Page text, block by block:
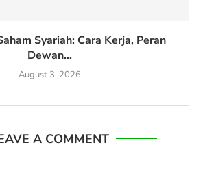
Syariah: Cara Kerja, Peran
Dewan...
August 3, 2026
A COMMENT